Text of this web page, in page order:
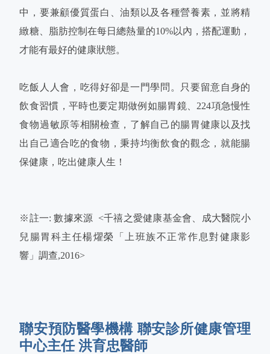
中，要兼顧優質蛋白、油類以及各種營養素，並將精
緻糖、脂肪控制在每日總熱量的10%以內，搭配運動，
才能有最好的健康狀態。
吃飯人人會，吃得好卻是一門學問。只要留意自身的
飲食習慣，平時也要定期做例如腸胃鏡、224項急慢性
食物過敏原等相關檢查，了解自己的腸胃健康以及找
出自己適合吃的食物，秉持均衡飲食的觀念，就能腸
保健康，吃出健康人生！
※註一: 數據來源 <千禧之愛健康基金會、成大醫院小
兒腸胃科主任楊燿榮「上班族不正常作息對健康影
響」調查,2016>
聯安預防醫學機構 聯安診所健康管理
中心主任 洪育忠醫師